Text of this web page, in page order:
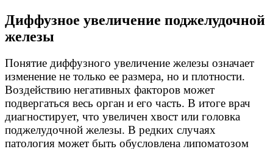
Диффузное увеличение поджелудочной
железы
Понятие диффузного увеличение железы означает
изменение не только ее размера, но и плотности.
Воздействию негативных факторов может
подвергаться весь орган и его часть. В итоге врач
диагностирует, что увеличен хвост или головка
поджелудочной железы. В редких случаях
патология может быть обусловлена липоматозом